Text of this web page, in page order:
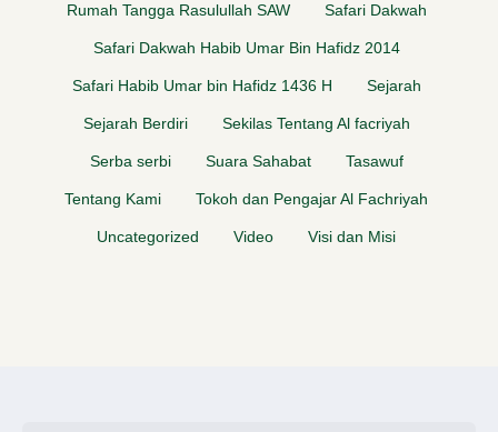
Rumah Tangga Rasulullah SAW Safari Dakwah
Safari Dakwah Habib Umar Bin Hafidz 2014
Safari Habib Umar bin Hafidz 1436 H Sejarah
Sejarah Berdiri Sekilas Tentang Al facriyah
Serba serbi Suara Sahabat Tasawuf
Tentang Kami Tokoh dan Pengajar Al Fachriyah
Uncategorized Video Visi dan Misi